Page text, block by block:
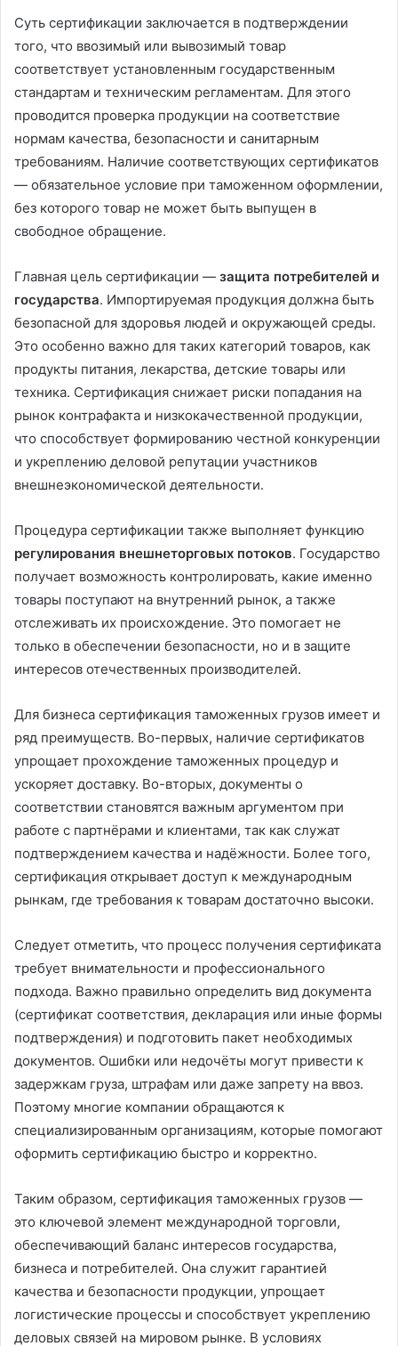
Суть сертификации заключается в подтверждении
того, что ввозимый или вывозимый товар
соответствует установленным государственным
стандартам и техническим регламентам. Для этого
проводится проверка продукции на соответствие
нормам качества, безопасности и санитарным
требованиям. Наличие соответствующих сертификатов
— обязательное условие при таможенном оформлении,
без которого товар не может быть выпущен в
свободное обращение.
Главная цель сертификации — защита потребителей и
государства. Импортируемая продукция должна быть
безопасной для здоровья людей и окружающей среды.
Это особенно важно для таких категорий товаров, как
продукты питания, лекарства, детские товары или
техника. Сертификация снижает риски попадания на
рынок контрафакта и низкокачественной продукции,
что способствует формированию честной конкуренции
и укреплению деловой репутации участников
внешнеэкономической деятельности.
Процедура сертификации также выполняет функцию
регулирования внешнеторговых потоков. Государство
получает возможность контролировать, какие именно
товары поступают на внутренний рынок, а также
отслеживать их происхождение. Это помогает не
только в обеспечении безопасности, но и в защите
интересов отечественных производителей.
Для бизнеса сертификация таможенных грузов имеет и
ряд преимуществ. Во-первых, наличие сертификатов
упрощает прохождение таможенных процедур и
ускоряет доставку. Во-вторых, документы о
соответствии становятся важным аргументом при
работе с партнёрами и клиентами, так как служат
подтверждением качества и надёжности. Более того,
сертификация открывает доступ к международным
рынкам, где требования к товарам достаточно высоки.
Следует отметить, что процесс получения сертификата
требует внимательности и профессионального
подхода. Важно правильно определить вид документа
(сертификат соответствия, декларация или иные формы
подтверждения) и подготовить пакет необходимых
документов. Ошибки или недочёты могут привести к
задержкам груза, штрафам или даже запрету на ввоз.
Поэтому многие компании обращаются к
специализированным организациям, которые помогают
оформить сертификацию быстро и корректно.
Таким образом, сертификация таможенных грузов —
это ключевой элемент международной торговли,
обеспечивающий баланс интересов государства,
бизнеса и потребителей. Она служит гарантией
качества и безопасности продукции, упрощает
логистические процессы и способствует укреплению
деловых связей на мировом рынке. В условиях